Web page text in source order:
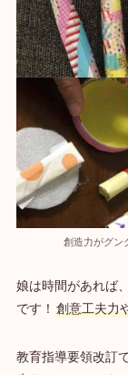
創造力がグン
娘は時間があれば
です！ 創意工夫力
教育指導要領改訂